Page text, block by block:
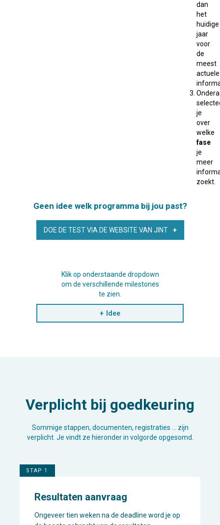
dan
het
huidige
jaar
voor
de
meest
actuele
je
over
welke
fase
je
meer
zoekt.
Geen idee welk programma bij jou past?
DOE DE TEST VIA DE WEBSITE VAN JINT
Klik op onderstaande dropdown
om de verschillende milestones
te zien.
Idee
Verplicht bij goedkeuring
Sommige stappen, documenten, registraties … zijn
verplicht. Je vindt ze hieronder in volgorde opgesomd.
STAP 1
Resultaten aanvraag
Ongeveer tien weken na de deadline word je op